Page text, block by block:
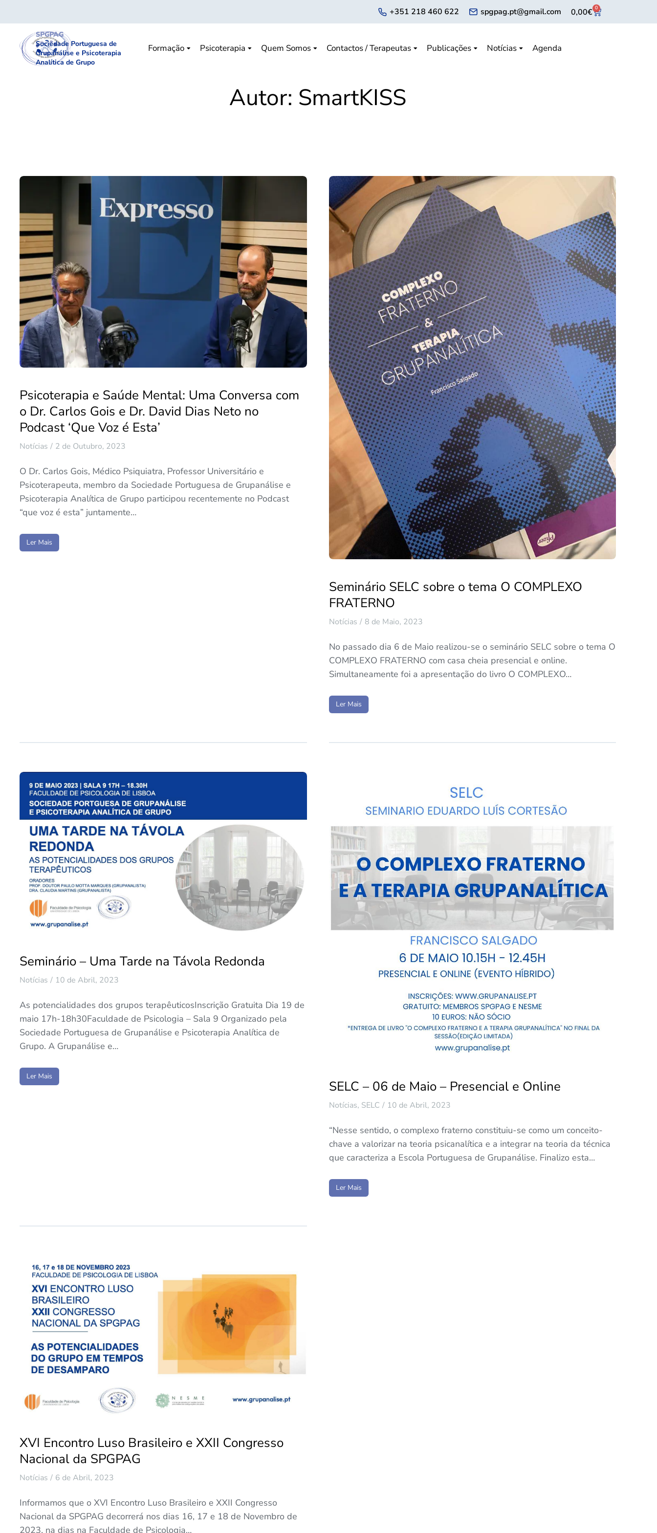
+351 218 460 622 spgpag.pt@gmail.com 0,00€ 0
SPGPAG
Sociedade Portuguesa de
Grupanálise e Psicoterapia
Analítica de Grupo
Formação Psicoterapia Quem Somos Contactos / Terapeutas Publicações Notícias Agenda
Autor: SmartKISS
Psicoterapia e Saúde Mental: Uma Conversa com
o Dr. Carlos Gois e Dr. David Dias Neto no
Podcast ‘Que Voz é Esta’
Notícias 2 de Outubro, 2023
O Dr. Carlos Gois, Médico Psiquiatra, Professor Universitário e
Psicoterapeuta, membro da Sociedade Portuguesa de Grupanálise e
Psicoterapia Analítica de Grupo participou recentemente no Podcast
“que voz é esta” juntamente…
Ler Mais
Seminário SELC sobre o tema O COMPLEXO
FRATERNO
Notícias 8 de Maio, 2023
No passado dia 6 de Maio realizou-se o seminário SELC sobre o tema O
COMPLEXO FRATERNO com casa cheia presencial e online.
Simultaneamente foi a apresentação do livro O COMPLEXO…
Ler Mais
Seminário – Uma Tarde na Távola Redonda
Notícias 10 de Abril, 2023
As potencialidades dos grupos terapêuticosInscrição Gratuita Dia 19 de
maio 17h-18h30Faculdade de Psicologia – Sala 9 Organizado pela
Sociedade Portuguesa de Grupanálise e Psicoterapia Analítica de
Grupo. A Grupanálise e…
Ler Mais
SELC – 06 de Maio – Presencial e Online
Notícias, SELC 10 de Abril, 2023
“Nesse sentido, o complexo fraterno constituiu-se como um conceito-
chave a valorizar na teoria psicanalítica e a integrar na teoria da técnica
que caracteriza a Escola Portuguesa de Grupanálise. Finalizo esta…
Ler Mais
XVI Encontro Luso Brasileiro e XXII Congresso
Nacional da SPGPAG
Notícias 6 de Abril, 2023
Informamos que o XVI Encontro Luso Brasileiro e XXII Congresso
Nacional da SPGPAG decorrerá nos dias 16, 17 e 18 de Novembro de
2023, na dias na Faculdade de Psicologia…